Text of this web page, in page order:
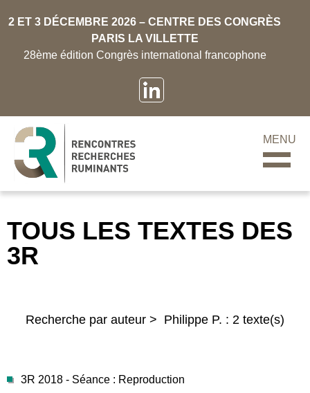
2 ET 3 DÉCEMBRE 2026 – CENTRE DES CONGRÈS
PARIS LA VILLETTE
28ème édition Congrès international francophone
MENU
TOUS LES TEXTES DES
3R
Recherche par auteur > Philippe P. : 2 texte(s)
3R 2018 - Séance : Reproduction